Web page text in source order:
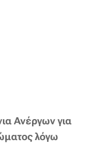
Ανέργων για
λόγω